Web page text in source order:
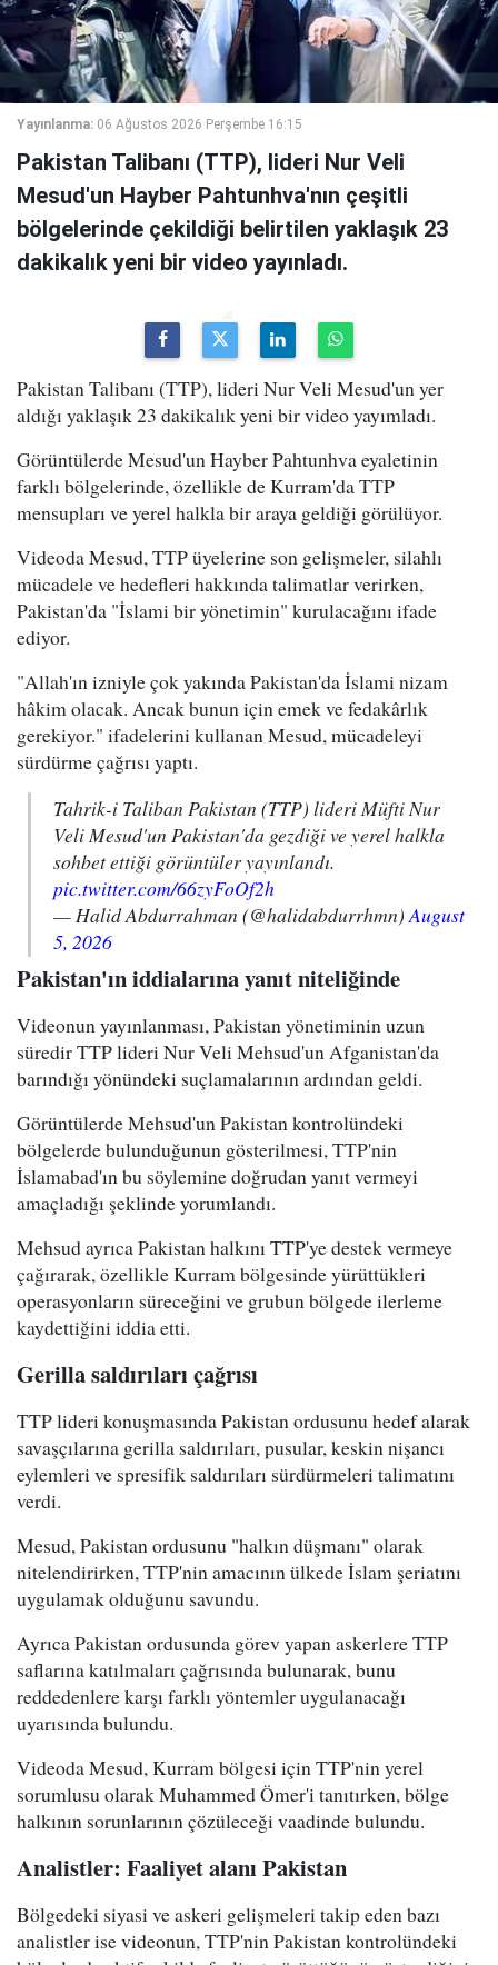
Yayınlanma: 06 Ağustos 2026 Perşembe 16:15
Pakistan Talibanı (TTP), lideri Nur Veli
Mesud'un Hayber Pahtunhva'nın çeşitli
bölgelerinde çekildiği belirtilen yaklaşık 23
dakikalık yeni bir video yayınladı.
Pakistan Talibanı (TTP), lideri Nur Veli Mesud'un yer
aldığı yaklaşık 23 dakikalık yeni bir video yayımladı.
Görüntülerde Mesud'un Hayber Pahtunhva eyaletinin
farklı bölgelerinde, özellikle de Kurram'da TTP
mensupları ve yerel halkla bir araya geldiği görülüyor.
Videoda Mesud, TTP üyelerine son gelişmeler, silahlı
mücadele ve hedefleri hakkında talimatlar verirken,
Pakistan'da "İslami bir yönetimin" kurulacağını ifade
ediyor.
"Allah'ın izniyle çok yakında Pakistan'da İslami nizam
hâkim olacak. Ancak bunun için emek ve fedakârlık
gerekiyor." ifadelerini kullanan Mesud, mücadeleyi
sürdürme çağrısı yaptı.
Tahrik-i Taliban Pakistan (TTP) lideri Müfti Nur
Veli Mesud'un Pakistan'da gezdiği ve yerel halkla
sohbet ettiği görüntüler yayınlandı.
pic.twitter.com/66zyFoOf2h
— Halid Abdurrahman (@halidabdurrhmn)August
5, 2026
Pakistan'ın iddialarına yanıt niteliğinde
Videonun yayınlanması, Pakistan yönetiminin uzun
süredir TTP lideri Nur Veli Mehsud'un Afganistan'da
barındığı yönündeki suçlamalarının ardından geldi.
Görüntülerde Mehsud'un Pakistan kontrolündeki
bölgelerde bulunduğunun gösterilmesi, TTP'nin
İslamabad'ın bu söylemine doğrudan yanıt vermeyi
amaçladığı şeklinde yorumlandı.
Mehsud ayrıca Pakistan halkını TTP'ye destek vermeye
çağırarak, özellikle Kurram bölgesinde yürüttükleri
operasyonların süreceğini ve grubun bölgede ilerleme
kaydettiğini iddia etti.
Gerilla saldırıları çağrısı
TTP lideri konuşmasında Pakistan ordusunu hedef alarak
savaşçılarına gerilla saldırıları, pusular, keskin nişancı
eylemleri ve spresifik saldırıları sürdürmeleri talimatını
verdi.
Mesud, Pakistan ordusunu "halkın düşmanı" olarak
nitelendirirken, TTP'nin amacının ülkede İslam şeriatını
uygulamak olduğunu savundu.
Ayrıca Pakistan ordusunda görev yapan askerlere TTP
saflarına katılmaları çağrısında bulunarak, bunu
reddedenlere karşı farklı yöntemler uygulanacağı
uyarısında bulundu.
Videoda Mesud, Kurram bölgesi için TTP'nin yerel
sorumlusu olarak Muhammed Ömer'i tanıtırken, bölge
halkının sorunlarının çözüleceği vaadinde bulundu.
Analistler: Faaliyet alanı Pakistan
Bölgedeki siyasi ve askeri gelişmeleri takip eden bazı
analistler ise videonun, TTP'nin Pakistan kontrolündeki